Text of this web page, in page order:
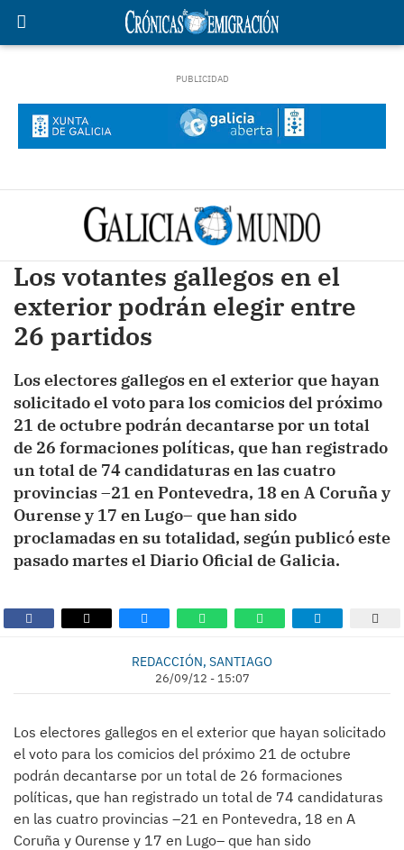
Los votantes gallegos en el
exterior podrán elegir entre
26 partidos
Los electores gallegos en el exterior que hayan
solicitado el voto para los comicios del próximo
21 de octubre podrán decantarse por un total
de 26 formaciones políticas, que han registrado
un total de 74 candidaturas en las cuatro
provincias –21 en Pontevedra, 18 en A Coruña y
Ourense y 17 en Lugo– que han sido
proclamadas en su totalidad, según publicó este
pasado martes el Diario Oficial de Galicia.
REDACCIÓN, SANTIAGO
26/09/12 - 15:07
Los electores gallegos en el exterior que hayan solicitado
el voto para los comicios del próximo 21 de octubre
podrán decantarse por un total de 26 formaciones
políticas, que han registrado un total de 74 candidaturas
en las cuatro provincias –21 en Pontevedra, 18 en A
Coruña y Ourense y 17 en Lugo– que han sido